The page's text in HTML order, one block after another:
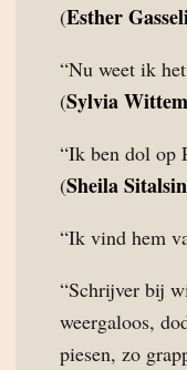
(Esther
“Nu weet ik
(Sylvia
“Ik ben dol op
(Sheila
“Ik vind hem
“Schrijver bij
weergaloos,
piesen, zo